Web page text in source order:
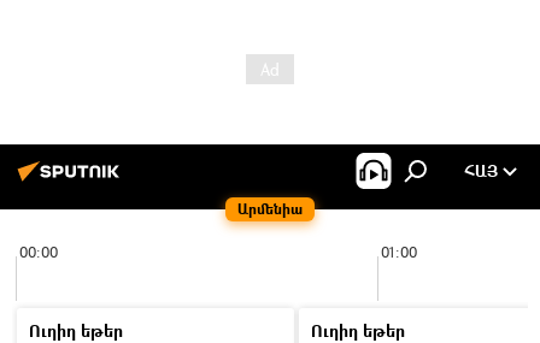
Արմենիա
ՀԱՅ
00:00 01:00
Ուղիղ եթեր
Ուղիղ եթեր